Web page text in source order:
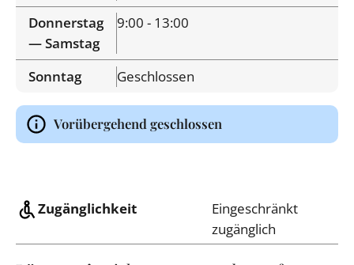
Donnerstag
— Samstag
9:00 - 13:00
Sonntag Geschlossen
Vorübergehend geschlossen
Zugänglichkeit
Eingeschränkt
zugänglich